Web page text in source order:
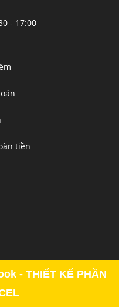
- 17:00
tiền
by OceanWP
- THIẾT KẾ PHẦN